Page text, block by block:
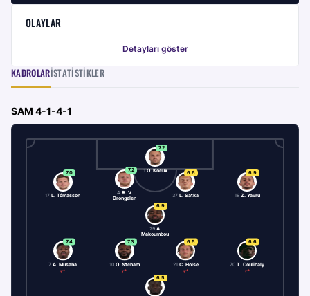
OLAYLAR
Detayları göster
KADROLARİSTATISTIKLER
SAM 4-1-4-1
7.2
1 O. Kocuk 6.9
18 Z. Yavru
6.6
37 L. Satka
7.2
4 R. V.
Drongelen
7.0
17 L. Tómasson
6.9
29 A.
Makoumbou
6.6
70 T. Coulibaly
6.5
21 C. Holse
7.3
10 O. Ntcham
7.4
7 A. Musaba
6.5